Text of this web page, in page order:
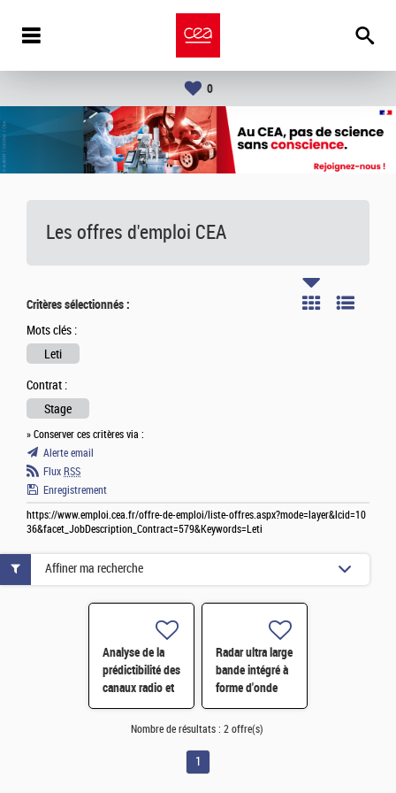
0
Les offres d'emploi CEA
Critères sélectionnés :
Mots clés :
Leti
Contrat :
Stage
» Conserver ces critères via :
Alerte email
Flux RSS
Enregistrement
https://www.emploi.cea.fr/offre-de-emploi/liste-offres.aspx?mode=layer&lcid=10
36&facet_JobDescription_Contract=579&Keywords=Leti
Analyse de la
prédictibilité des
canaux radio et
modélisation
par réseaux de
Radar ultra large
bande intégré à
forme d'onde
agile : théorie et
pratique H/F
Affiner ma recherche
Nombre de résultats : 2 offre(s)
1